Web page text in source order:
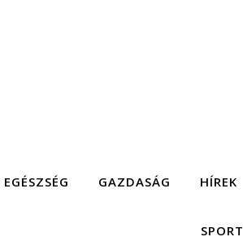
EGÉSZSÉG GAZDASÁG HÍREK
SPORT